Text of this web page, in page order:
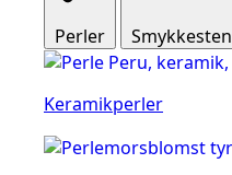
Perler Smykkesten
Keramikperler